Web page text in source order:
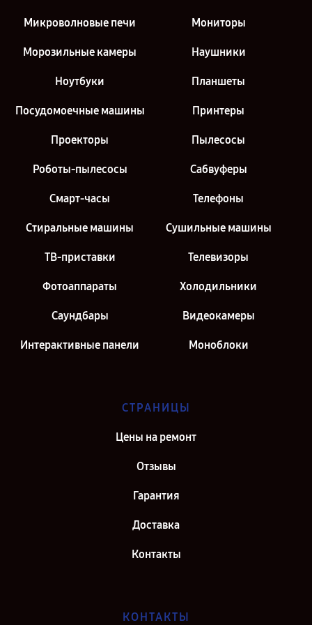
Микроволновые печи Мониторы
Морозильные камеры Наушники
Ноутбуки Планшеты
Посудомоечные машины Принтеры
Проекторы Пылесосы
Роботы-пылесосы Сабвуферы
Смарт-часы Телефоны
Стиральные машины Сушильные машины
ТВ-приставки Телевизоры
Фотоаппараты Холодильники
Саундбары Видеокамеры
Интерактивные панели Моноблоки
СТРАНИЦЫ
Цены на ремонт
Отзывы
Гарантия
Доставка
Контакты
КОНТАКТЫ